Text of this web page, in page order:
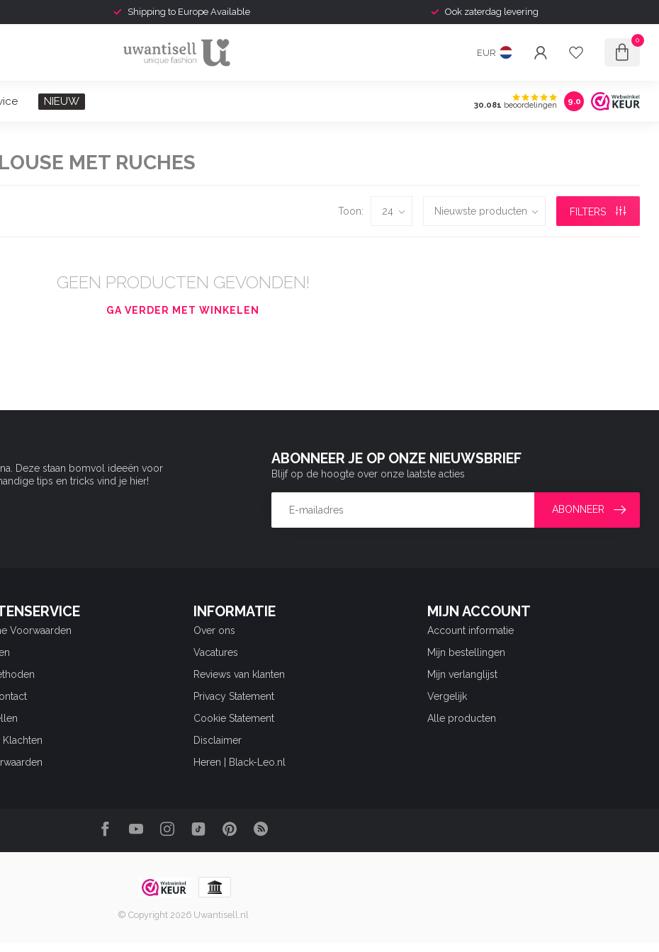
Shipping to Europe Available Ook zaterdag levering
EUR
0
NIEUW 30.081 beoordelingen 9.0
MET RUCHES
Toon: FILTERS
GEEN PRODUCTEN GEVONDEN!
GA VERDER MET WINKELEN
Deze staan bomvol ideeën voor
tips en tricks vind je hier!
ABONNEER JE OP ONZE NIEUWSBRIEF
Blijf op de hoogte over onze laatste acties
ABONNEER
Voorwaarden
Klachten
INFORMATIE
Over ons
Vacatures
Reviews van klanten
Privacy Statement
Cookie Statement
Disclaimer
Heren | Black-Leo.nl
MIJN ACCOUNT
Account informatie
Mijn bestellingen
Mijn verlanglijst
Vergelijk
Alle producten
© Copyright 2026 Uwantisell.nl